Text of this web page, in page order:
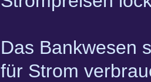
Das Bankwesen
für Strom